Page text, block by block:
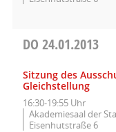
DO 24.01.2013
Sitzung des
Gleichstellung
16:30-19:55 Uhr
Akademiesaal der
Eisenhutstraße 6